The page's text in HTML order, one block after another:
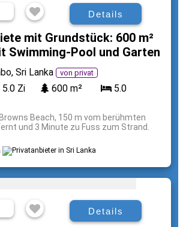
Details
mit Grundstück: 600 m²
Swimming-Pool und Garten
Sri Lanka von privat
5.0 Zi 600 m²
5.0
Beach, 150 m vom berühmten
und 3 Minute zu Fuss zum Strand.
Details